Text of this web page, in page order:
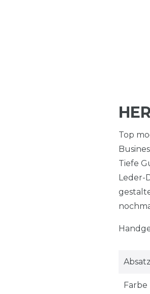
Top
Tiefe
Leder-
Farbe